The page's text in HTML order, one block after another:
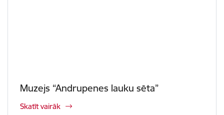
Muzejs “Andrupenes lauku sēta”
Skatīt vairāk